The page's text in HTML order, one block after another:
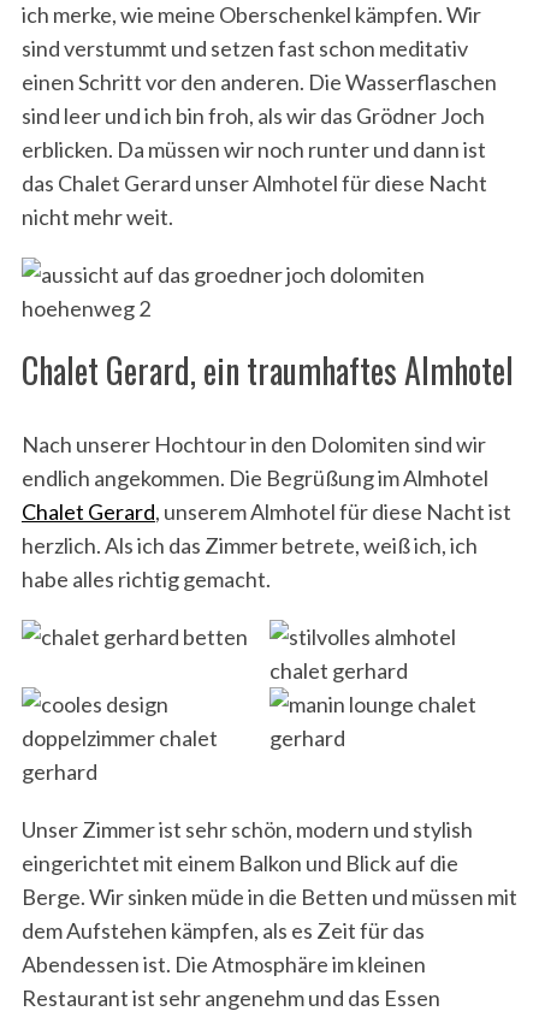
ich merke, wie meine Oberschenkel kämpfen. Wir
sind verstummt und setzen fast schon meditativ
einen Schritt vor den anderen. Die Wasserflaschen
sind leer und ich bin froh, als wir das Grödner Joch
erblicken. Da müssen wir noch runter und dann ist
das Chalet Gerard unser Almhotel für diese Nacht
nicht mehr weit.
Chalet Gerard, ein traumhaftes Almhotel
Nach unserer Hochtour in den Dolomiten sind wir
endlich angekommen. Die Begrüßung im Almhotel
Chalet Gerard, unserem Almhotel für diese Nacht ist
herzlich. Als ich das Zimmer betrete, weiß ich, ich
habe alles richtig gemacht.
Unser Zimmer ist sehr schön, modern und stylish
eingerichtet mit einem Balkon und Blick auf die
Berge. Wir sinken müde in die Betten und müssen mit
dem Aufstehen kämpfen, als es Zeit für das
Abendessen ist. Die Atmosphäre im kleinen
Restaurant ist sehr angenehm und das Essen